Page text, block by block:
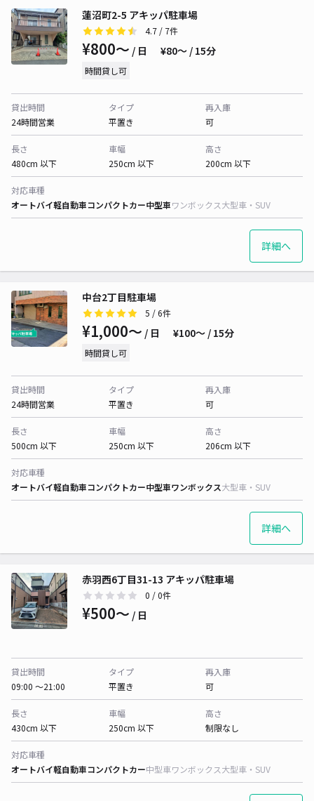
蓮沼町2-5 アキッパ駐車場
4.7 / 7件
¥800〜 / 日 ¥80〜 / 15分
時間貸し可
貸出時間
24時間営業
タイプ
平置き
再入庫
可
長さ
480cm 以下
車幅
250cm 以下
高さ
200cm 以下
対応車種
オートバイ軽自動車コンパクトカー中型車ワンボックス大型車・SUV
詳細へ
中台2丁目駐車場
5 / 6件
¥1,000〜 / 日 ¥100〜 / 15分
時間貸し可
貸出時間
24時間営業
タイプ
平置き
再入庫
可
長さ
500cm 以下
車幅
250cm 以下
高さ
206cm 以下
対応車種
オートバイ軽自動車コンパクトカー中型車ワンボックス大型車・SUV
詳細へ
赤羽西6丁目31-13 アキッパ駐車場
0 / 0件
¥500〜 / 日
貸出時間
09:00 〜21:00
タイプ
平置き
再入庫
可
長さ
430cm 以下
車幅
250cm 以下
高さ
制限なし
対応車種
オートバイ軽自動車コンパクトカー中型車ワンボックス大型車・SUV